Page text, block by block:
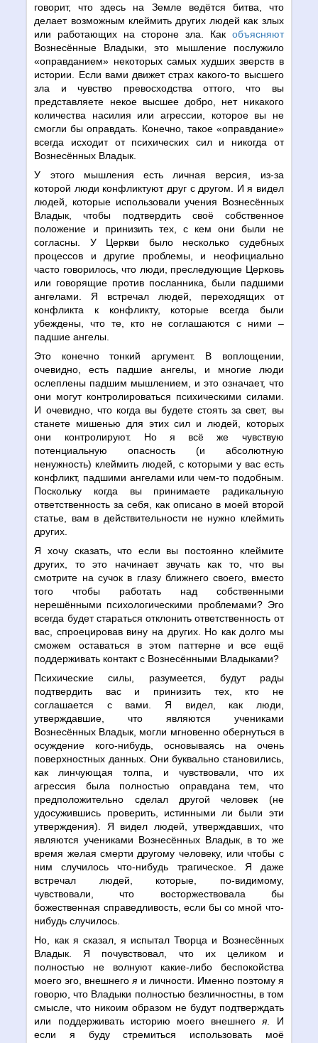
говорит, что здесь на Земле ведётся битва, что
делает возможным клеймить других людей как злых
или работающих на стороне зла. Как объясняют
Вознесённые Владыки, это мышление послужило
«оправданием» некоторых самых худших зверств в
истории. Если вами движет страх какого-то высшего
зла и чувство превосходства оттого, что вы
представляете некое высшее добро, нет никакого
количества насилия или агрессии, которое вы не
смогли бы оправдать. Конечно, такое «оправдание»
всегда исходит от психических сил и никогда от
Вознесённых Владык.
У этого мышления есть личная версия, из-за
которой люди конфликтуют друг с другом. И я видел
людей, которые использовали учения Вознесённых
Владык, чтобы подтвердить своё собственное
положение и принизить тех, с кем они были не
согласны. У Церкви было несколько судебных
процессов и другие проблемы, и неофициально
часто говорилось, что люди, преследующие Церковь
или говорящие против посланника, были падшими
ангелами. Я встречал людей, переходящих от
конфликта к конфликту, которые всегда были
убеждены, что те, кто не соглашаются с ними –
падшие ангелы.
Это конечно тонкий аргумент. В воплощении,
очевидно, есть падшие ангелы, и многие люди
ослеплены падшим мышлением, и это означает, что
они могут контролироваться психическими силами.
И очевидно, что когда вы будете стоять за свет, вы
станете мишенью для этих сил и людей, которых
они контролируют. Но я всё же чувствую
потенциальную опасность (и абсолютную
ненужность) клеймить людей, с которыми у вас есть
конфликт, падшими ангелами или чем-то подобным.
Поскольку когда вы принимаете радикальную
ответственность за себя, как описано в моей второй
статье, вам в действительности не нужно клеймить
других.
Я хочу сказать, что если вы постоянно клеймите
других, то это начинает звучать как то, что вы
смотрите на сучок в глазу ближнего своего, вместо
того чтобы работать над собственными
нерешёнными психологическими проблемами? Эго
всегда будет стараться отклонить ответственность от
вас, спроецировав вину на других. Но как долго мы
сможем оставаться в этом паттерне и все ещё
поддерживать контакт с Вознесёнными Владыками?
Психические силы, разумеется, будут рады
подтвердить вас и принизить тех, кто не
соглашается с вами. Я видел, как люди,
утверждавшие, что являются учениками
Вознесённых Владык, могли мгновенно обернуться в
осуждение кого-нибудь, основываясь на очень
поверхностных данных. Они буквально становились,
как линчующая толпа, и чувствовали, что их
агрессия была полностью оправдана тем, что
предположительно сделал другой человек (не
удосужившись проверить, истинными ли были эти
утверждения). Я видел людей, утверждавших, что
являются учениками Вознесённых Владык, в то же
время желая смерти другому человеку, или чтобы с
ним случилось что-нибудь трагическое. Я даже
встречал людей, которые, по-видимому,
чувствовали, что восторжествовала бы
божественная справедливость, если бы со мной что-
нибудь случилось.
Но, как я сказал, я испытал Творца и Вознесённых
Владык. Я почувствовал, что их целиком и
полностью не волнуют какие-либо беспокойства
моего эго, внешнегояи личности. Именно поэтому я
говорю, что Владыки полностью безличностны, в том
смысле, что никоим образом не будут подтверждать
или поддерживать историю моего внешнегоя. И
если я буду стремиться использовать моё